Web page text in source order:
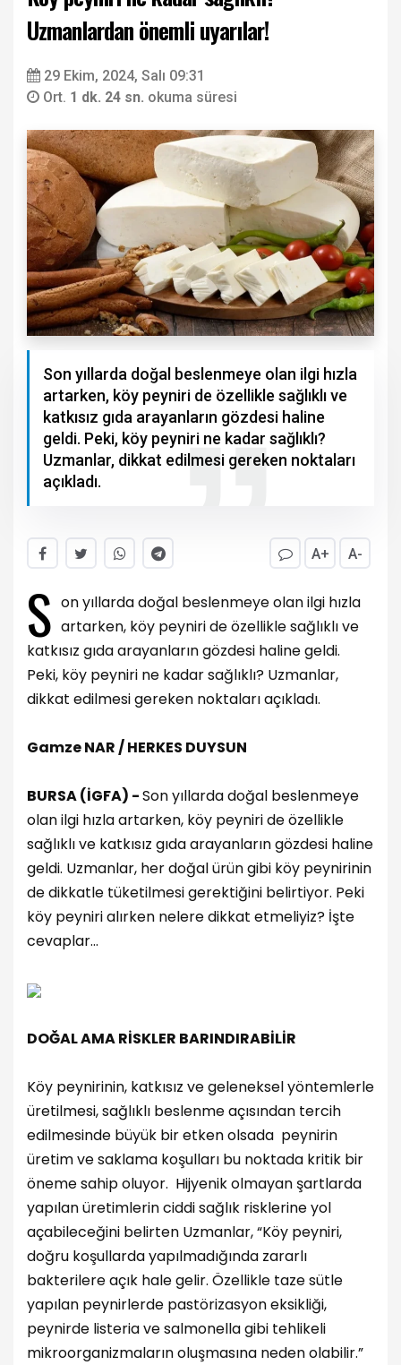
Uzmanlardan önemli uyarılar!
29 Ekim, 2024, Salı 09:31
Ort. 1 dk. 24 sn. okuma süresi
Son yıllarda doğal beslenmeye olan ilgi hızla
artarken, köy peyniri de özellikle sağlıklı ve
katkısız gıda arayanların gözdesi haline
geldi. Peki, köy peyniri ne kadar sağlıklı?
Uzmanlar, dikkat edilmesi gereken noktaları
açıkladı.
A+ A-
S on yıllarda doğal beslenmeye olan ilgi hızla
artarken, köy peyniri de özellikle sağlıklı ve
katkısız gıda arayanların gözdesi haline geldi.
Peki, köy peyniri ne kadar sağlıklı? Uzmanlar,
dikkat edilmesi gereken noktaları açıkladı.
Gamze NAR / HERKES DUYSUN
BURSA (İGFA) -Son yıllarda doğal beslenmeye
olan ilgi hızla artarken, köy peyniri de özellikle
sağlıklı ve katkısız gıda arayanların gözdesi haline
geldi. Uzmanlar, her doğal ürün gibi köy peynirinin
de dikkatle tüketilmesi gerektiğini belirtiyor. Peki
köy peyniri alırken nelere dikkat etmeliyiz? İşte
cevaplar...
DOĞAL AMA RİSKLER BARINDIRABİLİR
Köy peynirinin, katkısız ve geleneksel yöntemlerle
üretilmesi, sağlıklı beslenme açısından tercih
edilmesinde büyük bir etken olsada peynirin
üretim ve saklama koşulları bu noktada kritik bir
öneme sahip oluyor. Hijyenik olmayan şartlarda
yapılan üretimlerin ciddi sağlık risklerine yol
açabileceğini belirten Uzmanlar, “Köy peyniri,
doğru koşullarda yapılmadığında zararlı
bakterilere açık hale gelir. Özellikle taze sütle
yapılan peynirlerde pastörizasyon eksikliği,
peynirde listeria ve salmonella gibi tehlikeli
mikroorganizmaların oluşmasına neden olabilir.”